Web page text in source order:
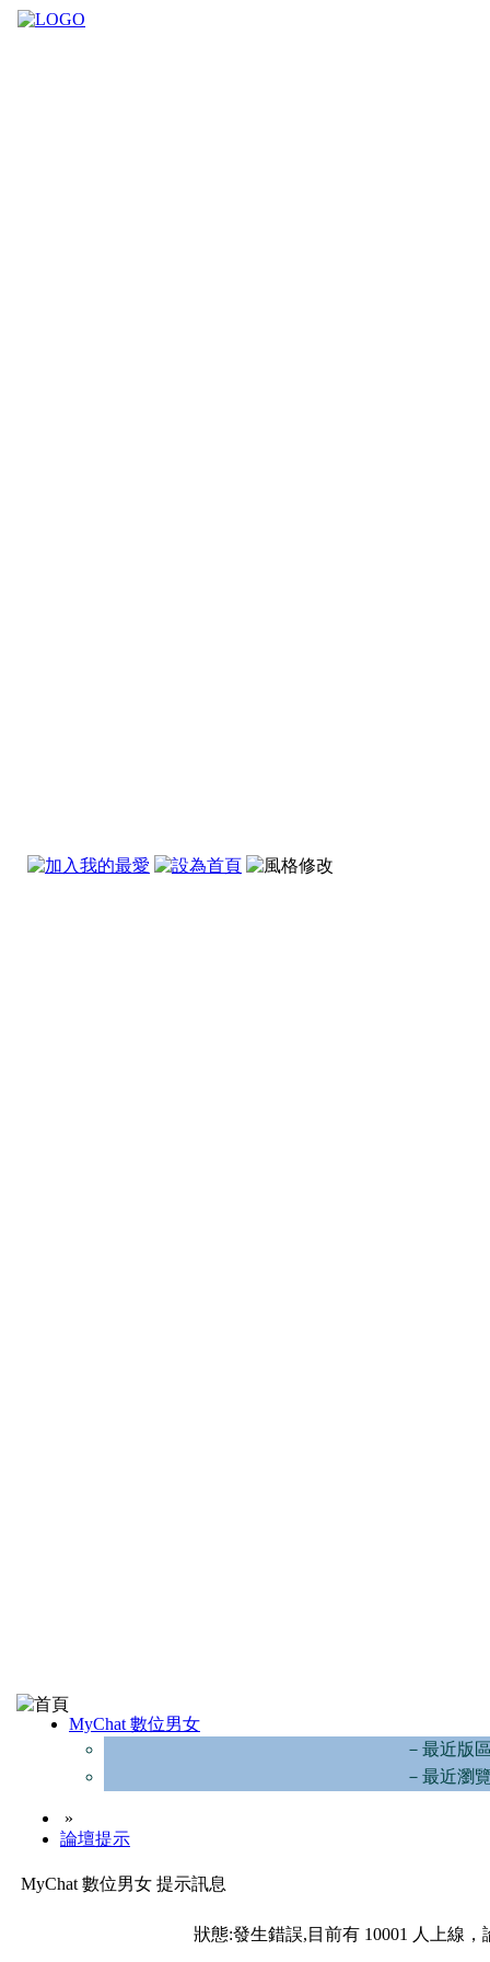
MyChat 數位男女
－最近版
－最近瀏
»
論壇提示
MyChat 數位男女 提示訊息
狀態:發生錯誤,目前有 10001 人上線